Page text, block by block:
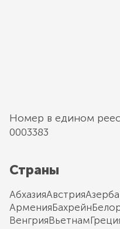
Номер в едином
0003383
Страны
АбхазияАвстрия
АрменияБахрейн
ВенгрияВьетнам